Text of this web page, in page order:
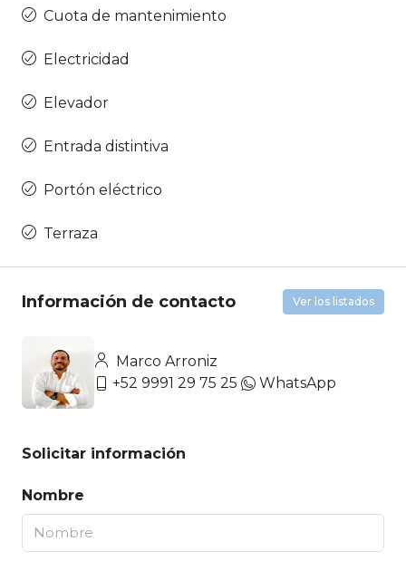
Cuota de mantenimiento
Electricidad
Elevador
Entrada distintiva
Portón eléctrico
Terraza
Información de contacto Ver los listados
Marco Arroniz
+52 9991 29 75 25
WhatsApp
Solicitar información
Nombre